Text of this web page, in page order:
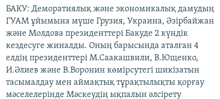
Skip
to
Search
ӘЛЕУМЕТ
ӘЛЕМ
АРНАЙЫ ЖОБАЛАР
Русский
ЖАЗЫЛЫҢЫЗ
БАКУ: Деморатиялық және экономикалық дамудың
ГУАМ ұйымына мүше Грузия, Украина, Әзірбайжан
және Молдова президенттері Бакуде 2 күндік
кездесуге жиналды. Оның барысында аталған 4
елдің президенттері М.Саакашвили, В.Ющенко,
И.Әлиев және В.Воронин көмірсутегі шикізатын
тасымалдау мен аймақтық тұрақтылықты қорғау
мәселелерінде Мәскеудің ықпалын әлсірету